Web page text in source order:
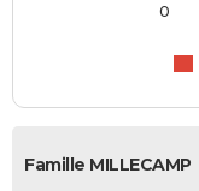
0
Famille MILLECAMP